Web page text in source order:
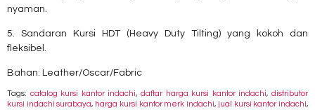
nyaman.
5. Sandaran Kursi HDT (Heavy Duty Tilting) yang kokoh dan
fleksibel.
Bahan: Leather/Oscar/Fabric
Tags: catalog kursi kantor indachi,daftar harga kursi kantor indachi,distributor
kursi indachi surabaya, harga kursi kantor merk indachi, jual kursi kantor indachi,